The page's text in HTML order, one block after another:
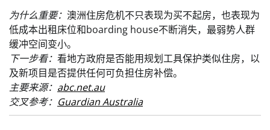
为什么重要： 澳洲住房危机不只表现为买不起房，也表现为
低成本出租床位和boarding house不断消失，最弱势人群
缓冲空间变小。
下一步看： 看地方政府是否能用规划工具保护类似住房，以
及新项目是否提供任何可负担住房补偿。
主要来源： abc.net.au
交叉参考： Guardian Australia